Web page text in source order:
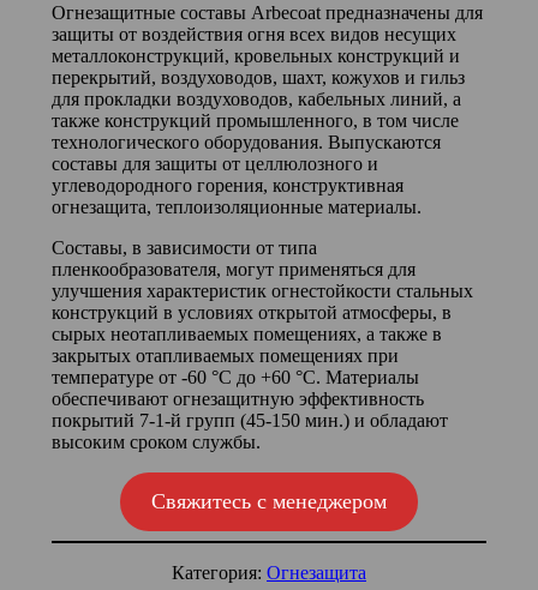
Огнезащитные составы Arbecoat предназначены для
защиты от воздействия огня всех видов несущих
металлоконструкций, кровельных конструкций и
перекрытий, воздуховодов, шахт, кожухов и гильз
для прокладки воздуховодов, кабельных линий, а
также конструкций промышленного, в том числе
технологического оборудования. Выпускаются
составы для защиты от целлюлозного и
углеводородного горения, конструктивная
огнезащита, теплоизоляционные материалы.
Составы, в зависимости от типа
пленкообразователя, могут применяться для
улучшения характеристик огнестойкости стальных
конструкций в условиях открытой атмосферы, в
сырых неотапливаемых помещениях, а также в
закрытых отапливаемых помещениях при
температуре от -60 °С до +60 °С. Материалы
обеспечивают огнезащитную эффективность
покрытий 7-1-й групп (45-150 мин.) и обладают
высоким сроком службы.
Свяжитесь с менеджером
Категория: Огнезащита